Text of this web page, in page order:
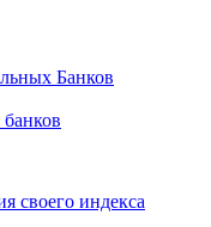
Банков
своего индекса